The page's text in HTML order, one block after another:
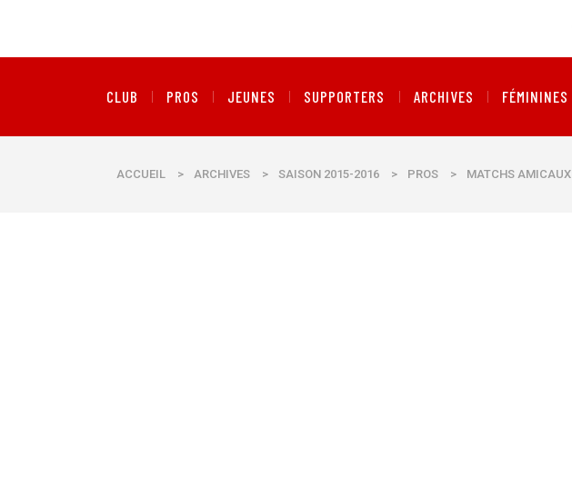
CLUB PROS JEUNES SUPPORTERS ARCHIVES FÉMININES
ACCUEIL > ARCHIVES > SAISON 2015-2016 > PROS > MATCHS AMICAUX